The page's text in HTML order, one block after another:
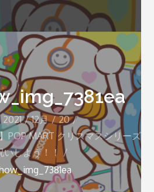
2021 12月
20
POP MART クリスマスシリーズ
いしよう！！